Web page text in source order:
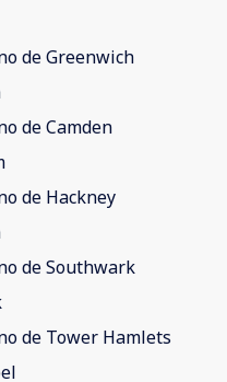
de Greenwich
de Camden
de Hackney
de Southwark
de Tower Hamlets